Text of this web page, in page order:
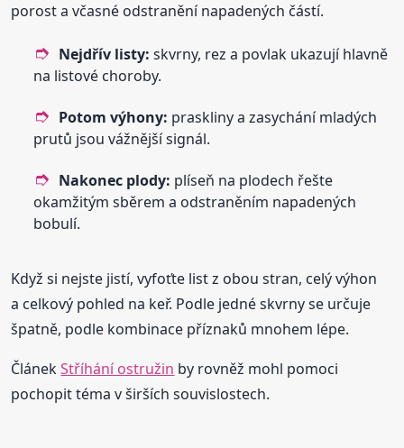
porost a včasné odstranění napadených částí.
Nejdřív listy: skvrny, rez a povlak ukazují hlavně
na listové choroby.
Potom výhony: praskliny a zasychání mladých
prutů jsou vážnější signál.
Nakonec plody: plíseň na plodech řešte
okamžitým sběrem a odstraněním napadených
bobulí.
Když si nejste jistí, vyfoťte list z obou stran, celý výhon
a celkový pohled na keř. Podle jedné skvrny se určuje
špatně, podle kombinace příznaků mnohem lépe.
ČlánekStříhání ostružin by rovněž mohl pomoci
pochopit téma v širších souvislostech.